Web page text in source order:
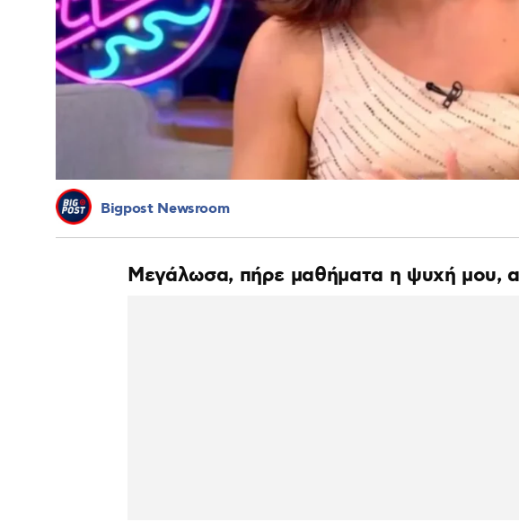
Bigpost Newsroom
Μεγάλωσα, πήρε μαθήματα η ψυχή μου,